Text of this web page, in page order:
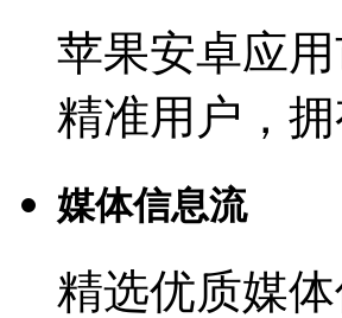
苹果安卓应
精准用户，
媒体信息流
精选优质媒